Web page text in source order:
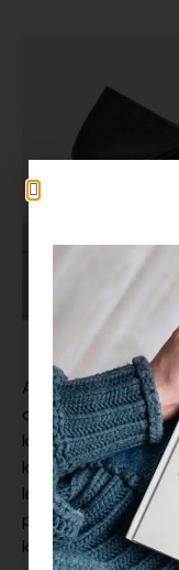
A loafer az egyik
cipőtípus, amely az
került. Nemcsak
könnyedén
legyen szó
programról. A
kulcsfontosságú